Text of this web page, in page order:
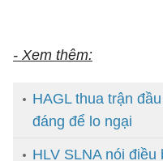
- Xem thêm:
HAGL thua trận
đáng để lo ngại
HLV SLNA nói